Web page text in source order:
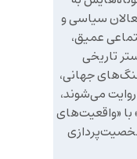
سیاسی و
عمیق،
تاریخی
جهانی،
۱۱ سپتامبر) روایت می‌شوند،
«واقعیت‌های
شخصیت‌پردازی